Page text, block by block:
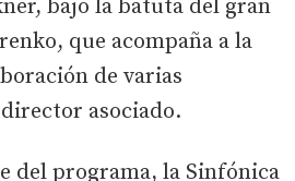
bajo la batuta del gran
que acompaña a la
de varias
asociado.
del programa, la Sinfónica